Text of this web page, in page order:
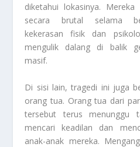
diketahui lokasinya.
secara brutal selama
kekerasan fisik dan
mengulik dalang di balik
masif.
Di sisi lain, tragedi ini juga
orang tua. Orang tua dari
tersebut terus menunggu
mencari keadilan dan
anak-anak mereka.